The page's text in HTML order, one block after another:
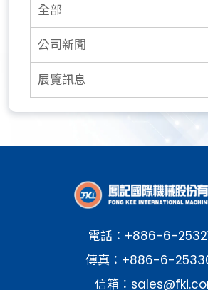
全部
公司新聞
展覽訊息
電話： +886-6-
傳真：+886-6-
信箱：